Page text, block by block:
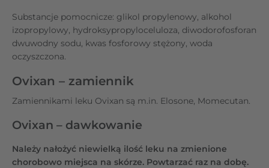
Substancje pomocnicze: glikol propylenowy, alkohol
izopropylowy, hydroksypropyloceluloza, diwodorofosforan
dwuwodny sodu, kwas fosforowy stężony, woda
oczyszczona.
Ovixan – zamiennik
Zamiennikami leku Ovixan są m.in. Elosone, Momecutan.
Ovixan – dawkowanie
Należy nałożyć niewielką ilość leku na zmienione
chorobowo miejsca na skórze. Powtarzać raz na dobę.